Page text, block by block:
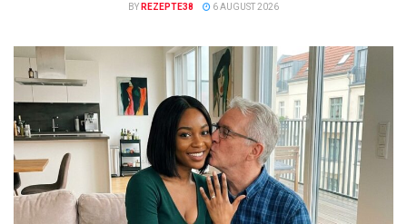
BY REZEPTE38 6 AUGUST 2026